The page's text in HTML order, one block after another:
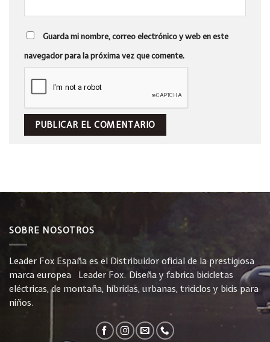
Guarda mi nombre, correo electrónico y web en este
navegador para la próxima vez que comente.
SOBRE NOSOTROS
Leader Fox España es el Distribuidor oficial de la prestigiosa
marca europea Leader Fox. Diseña y fabrica bicicletas
eléctricas, de montaña, híbridas, urbanas, triciclos y bicis para
niños.